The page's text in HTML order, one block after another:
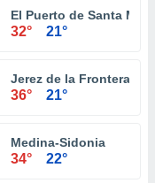
El Puerto de Santa
32° 21°
Jerez de la Frontera
36° 21°
Medina-Sidonia
34° 22°